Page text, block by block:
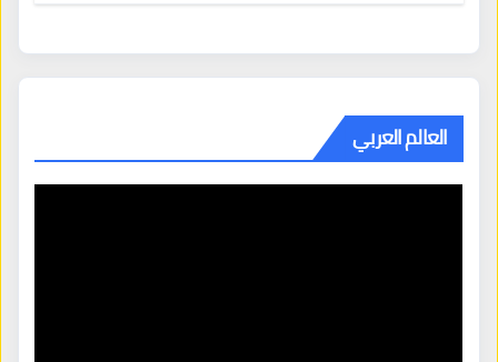
العالم العربي